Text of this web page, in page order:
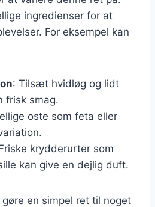
ingredienser for at
For eksempel kan
: Tilsæt hvidløg og lidt
frisk smag.
oste som feta eller
krydderurter som
kan give en dejlig duft.
en simpel ret til noget